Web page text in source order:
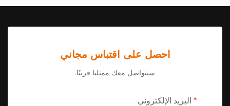
احصل على اقتباس مجاني
سيتواصل معك ممثلنا قريبًا.
البريد الإلكتروني